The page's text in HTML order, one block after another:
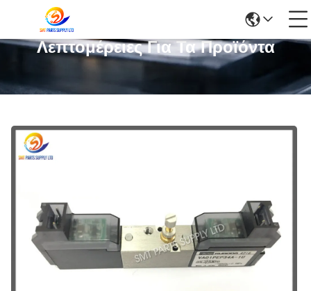
Λεπτομέρειες Για Τα Προϊόντα